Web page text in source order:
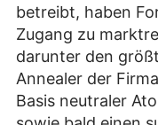
betreibt, haben
Zugang zu
darunter den
Annealer der
Basis neutraler